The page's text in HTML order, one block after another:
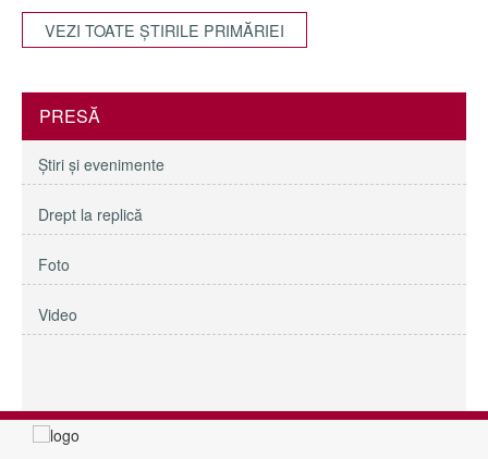
VEZI TOATE ŞTIRILE PRIMĂRIEI
PRESĂ
Ştiri şi evenimente
Drept la replică
Foto
Video